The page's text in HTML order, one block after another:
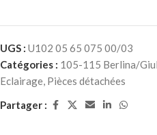
UGS : U102 05 65 075 00/03
Catégories : 105-115 Berlina/
Eclairage, Pièces détachées
Partager :